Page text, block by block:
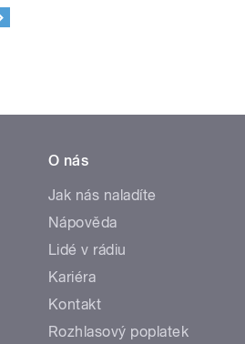
O nás
Jak nás naladíte
Nápověda
Lidé v rádiu
Kariéra
Kontakt
Rozhlasový poplatek